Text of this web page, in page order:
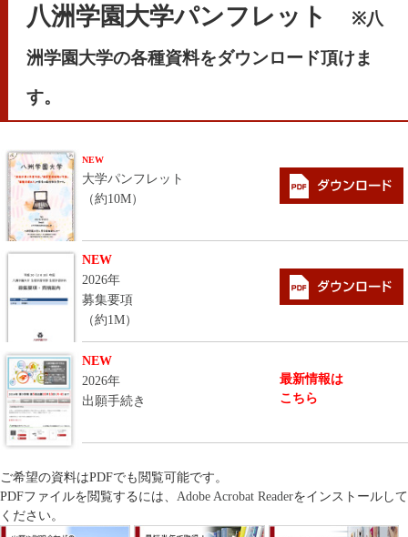
八洲学園大学パンフレット ※八
洲学園大学の各種資料をダウンロード頂けま
す。
NEW
大学パンフレット
（約10M）
NEW
2026年
募集要項
（約1M）
NEW
2026年
出願手続き
最新情報は
こちら
ご希望の資料はPDFでも閲覧可能です。
PDFファイルを閲覧するには、 Adobe Acrobat Readerをインストールして
ください。